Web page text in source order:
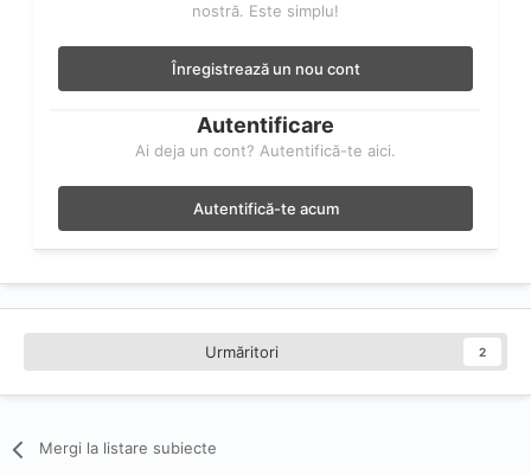
nostră. Este simplu!
Înregistrează un nou cont
Autentificare
Ai deja un cont? Autentifică-te aici.
Autentifică-te acum
Urmăritori 2
Mergi la listare subiecte